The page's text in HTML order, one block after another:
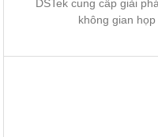
DSTek cung cấp giải
không gian